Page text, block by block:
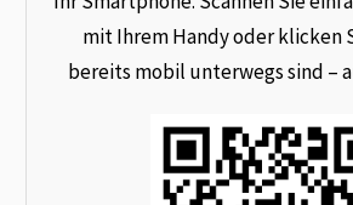
mit Ihrem Handy oder klicken
bereits mobil unterwegs sind –